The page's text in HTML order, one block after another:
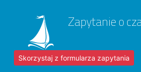
Zapytanie o
Skorzystaj z formularza zapytania